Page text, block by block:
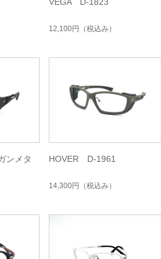
VEGA D-1823
12,100円 （税込み）
メタ
HOVER D-1961
14,300円 （税込み）